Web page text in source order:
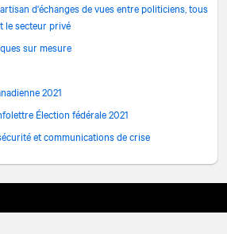
d'échanges de vues entre politiciens, tous
le secteur privé
sur mesure
2021
Élection fédérale 2021
et communications de crise